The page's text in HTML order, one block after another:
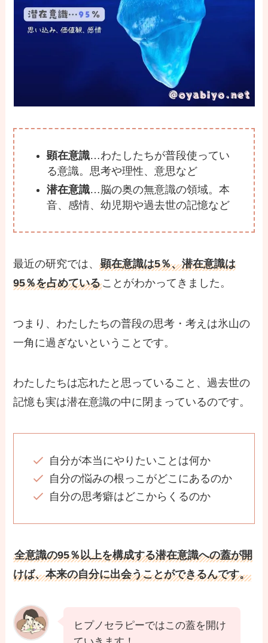
顕在意識…わたしたちが普段使ってい
る意識。思考や理性、意思など
潜在意識…脳の奥の無意識の領域。本
音、感情、幼児期や過去世の記憶など
最近の研究では、顕在意識は5％、潜在意識は
95％を占めていることがわかってきました。
つまり、わたしたちの普段の思考・考えは氷山の
一角に過ぎないということです。
わたしたちは忘れたと思っていること、過去世の
記憶も実は潜在意識の中に閉まっているのです。
自分が本当にやりたいことは何か
自分の悩みの根っこがどこにあるのか
自分の思考癖はどこからくるのか
全意識の95％以上を構成する潜在意識への蓋が開
けば、本来の自分に出会うことができるんです。
ヒプノセラピーではこの蓋を開け